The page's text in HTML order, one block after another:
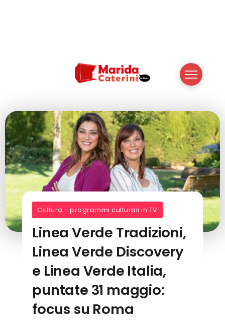
Cultura - programmi culturali in TV
Linea Verde Tradizioni,
Linea Verde Discovery
e Linea Verde Italia,
puntate 31 maggio:
focus su Roma